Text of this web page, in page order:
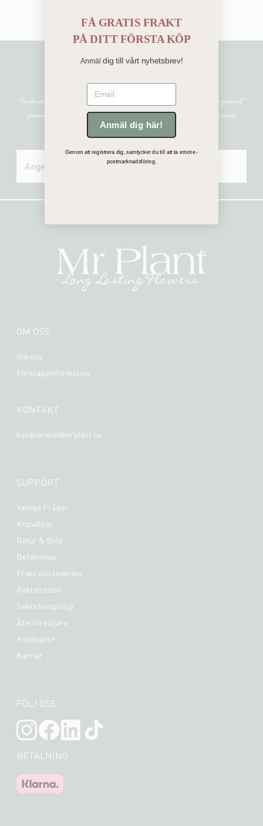
Sign me up!
Få information om de senaste nyheterna, unika erbjudanden och inspirerande uppdateringar genom att
prenumerera på vårt nyhetsbrev. Mr Plant hanterar all personlig information i enlighet med vår
integritetspolicy.
OM OSS
Om oss
Företagsinformation
KONTAKT
kundservice@mrplant.se
SUPPORT
Vanliga Frågor
Köpvillkor
Retur & Byte
Betalningar
Frakt och leverans
Reklamation
Sekretesspolicy
Återförsäljare
Kundtjänst
Karriär
FÖLJ OSS
BETALNING
FÅ GRATIS FRAKT
PÅDITT FÖRSTA KÖP
Anmäl dig till vårt nyhetsbrev!
Email
Anmäl dig här!
Genom att registrera dig, samtycker du till att ta emot e-
postmarknadsföring.